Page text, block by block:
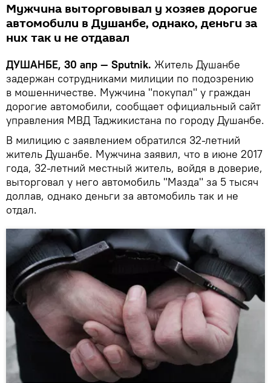
Мужчина выторговывал у хозяев дорогие
автомобили в Душанбе, однако, деньги за
них так и не отдавал
ДУШАНБЕ, 30 апр — Sputnik. Житель Душанбе
задержан сотрудниками милиции по подозрению
в мошенничестве. Мужчина "покупал" у граждан
дорогие автомобили, сообщает официальный сайт
управления МВД Таджикистана по городу Душанбе.
В милицию с заявлением обратился 32-летний
житель Душанбе. Мужчина заявил, что в июне 2017
года, 32-летний местный житель, войдя в доверие,
выторговал у него автомобиль "Мазда" за 5 тысяч
доллав, однако деньги за автомобиль так и не
отдал.